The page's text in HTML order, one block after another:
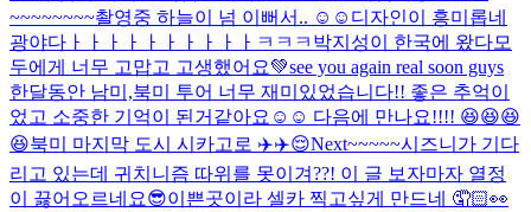
~~~~~~~~촬영중 하늘이 넘 이뻐서.. ☺️☺️ 디자인이 흥미롭네
광야다ㅏㅏㅏㅏㅏㅏㅏㅏㅏㅏㅋㅋㅋ 박지성이 한국에 왔다모
두에게 너무 고맙고 고생했어요💚see you again real soon guys
한달동안 남미,북미 투어 너무 재미있었습니다!! 좋은 추억이
었고 소중한 기억이 된거같아요☺️☺️ 다음에 만나요!!!! 😆😆😆
😆북미 마지막 도시 시카고로 ✈️✈️😌Next~~~~~시즈니가 기다
리고 있는데 귀치니즘 따위를 못이겨??! 이 글 보자마자 열정
이 끓어오르네요😎이쁜곳이라 셀카 찍고싶게 만드네 🤦🏻👀